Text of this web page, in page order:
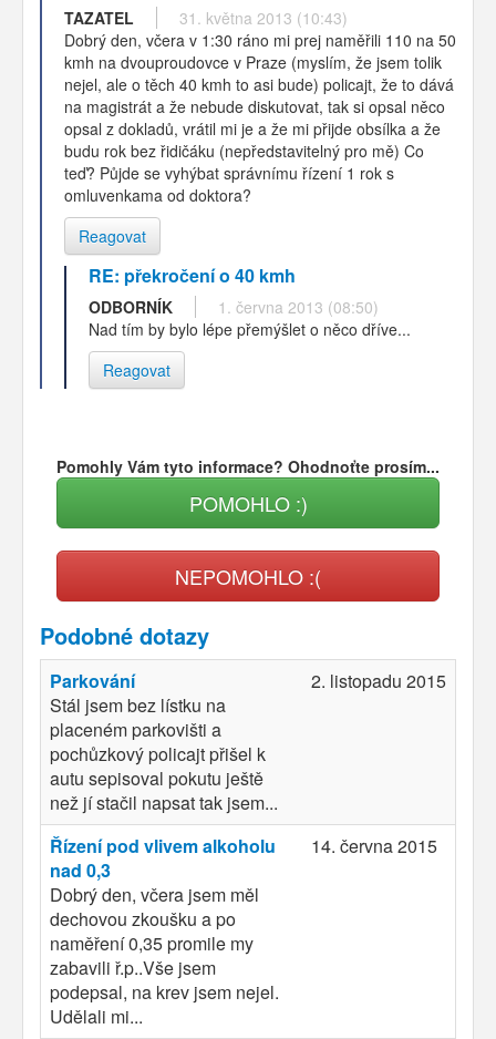
TAZATEL
31. května 2013 (10:43)
Dobrý den, včera v 1:30 ráno mi prej naměřili 110 na 50
kmh na dvouproudovce v Praze (myslím, že jsem tolik
nejel, ale o těch 40 kmh to asi bude) policajt, že to dává
na magistrát a že nebude diskutovat, tak si opsal něco
opsal z dokladů, vrátil mi je a že mi přijde obsílka a že
budu rok bez řidičáku (nepředstavitelný pro mě) Co
teď? Půjde se vyhýbat správnímu řízení 1 rok s
omluvenkama od doktora?
Reagovat
RE: překročení o 40 kmh
ODBORNÍK
1. června 2013 (08:50)
Nad tím by bylo lépe přemýšlet o něco dříve...
Reagovat
Pomohly Vám tyto informace? Ohodnoťte prosím...
POMOHLO :)
NEPOMOHLO :(
Podobné dotazy
Parkování
Stál jsem bez lístku na
placeném parkovišti a
pochůzkový policajt přišel k
autu sepisoval pokutu ještě
než jí stačil napsat tak jsem...
2. listopadu 2015
Řízení pod vlivem alkoholu
nad 0,3
Dobrý den, včera jsem měl
dechovou zkoušku a po
naměření 0,35 promile my
zabavili ř.p..Vše jsem
podepsal, na krev jsem nejel.
Udělali mi...
14. června 2015